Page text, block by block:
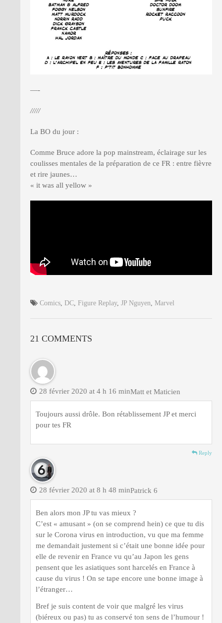
—-
/////
La BO du jour :
Comme Bruce adore la pop mainstream, éclairage sur les
coulisses mentales de la préparation de ce FR : entre fièvre
et rire jaunes…
« it was all yellow »
Comics DC Figure Replay, JP Nguyen Marvel
21 COMMENTS
Matt et Maticien
28 février 2020 at 4 h 16 min
Toujours aussi drôle. Bon rétablissement JP et merci
pour tes FR
Reply
Patrick 6
28 février 2020 at 8 h 48 min
Ben alors mon JP tu vas mieux ?
C’est « amusant » (on se comprend hein) ce que tu dis
sur le Corona virus en introduction, vu que ma femme
me demandait justement si c’était une bonne idée pour
elle de revenir en France vu qu’au Japon les gens
pensent que les asiatiques sont harcelés en France à
cause du virus ! On se tape encore une bonne image à
l’étranger…
Bref je suis content de voir que malgré les virus
(biéreux ou pas) tu as conservé ton sens de l’humour !